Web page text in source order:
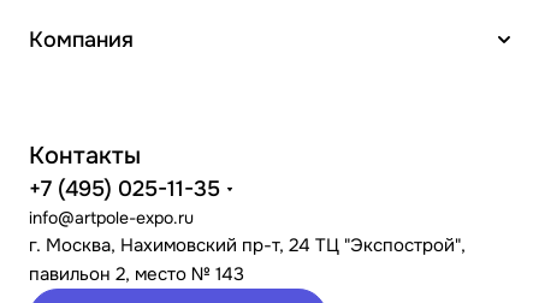
Компания
Контакты
+7 (495) 025-11-35
info@artpole-expo.ru
г. Москва, Нахимовский пр-т, 24 ТЦ "Экспострой",
павильон 2, место № 143